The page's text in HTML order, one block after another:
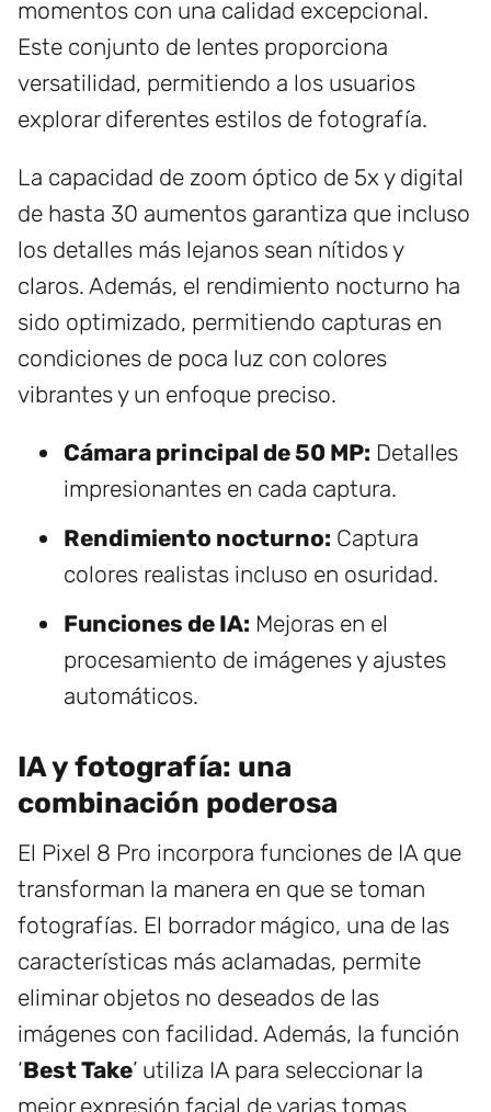
momentos con una calidad excepcional.
Este conjunto de lentes proporciona
versatilidad, permitiendo a los usuarios
explorar diferentes estilos de fotografía.
La capacidad de zoom óptico de 5x y digital
de hasta 30 aumentos garantiza que incluso
los detalles más lejanos sean nítidos y
claros. Además, el rendimiento nocturno ha
sido optimizado, permitiendo capturas en
condiciones de poca luz con colores
vibrantes y un enfoque preciso.
Cámara principal de 50 MP: Detalles
impresionantes en cada captura.
Rendimiento nocturno: Captura
colores realistas incluso en osuridad.
Funciones de IA: Mejoras en el
procesamiento de imágenes y ajustes
automáticos.
IA y fotografía: una
combinación poderosa
El Pixel 8 Pro incorpora funciones de IA que
transforman la manera en que se toman
fotografías. El borrador mágico, una de las
características más aclamadas, permite
eliminar objetos no deseados de las
imágenes con facilidad. Además, la función
‘Best Take’ utiliza IA para seleccionar la
mejor expresión facial de varias tomas,